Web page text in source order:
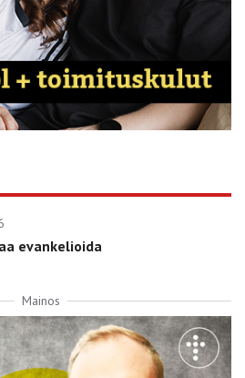
evankelioida
Mainos